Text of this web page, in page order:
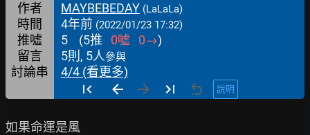
作者 MAYBEBEDAY (LaLaLa)
時間 4年前 (2022/01/23 17:32)
推噓 5 (5推 0噓 0→)
留言
5則, 5人參與
討論串 4/4 (看更多)
說明
如果命運是風